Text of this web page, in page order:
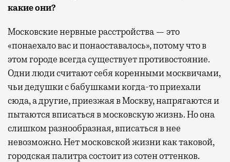
какие они?
Московские нервные расстройства — это
«понаехало вас и понаоставалось», потому что в
этом городе всегда существует противостояние.
Одни люди считают себя коренными москвичами,
чьи дедушки с бабушками когда-то приехали
сюда, а другие, приезжая в Москву, напрягаются и
пытаются вписаться в московскую жизнь. Но она
слишком разнообразная, вписаться в нее
невозможно. Нет московской жизни как таковой,
городская палитра состоит из сотен оттенков.